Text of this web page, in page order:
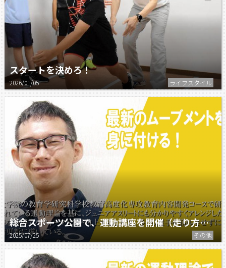
スタートを決めろ！
2026/01/05 ライフスタイル
総合スポーツ公園で、運動講座を開催（走り方編）
2025/07/25 その他